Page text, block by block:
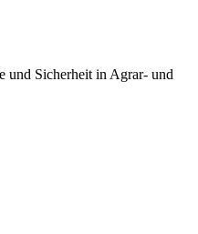
und Sicherheit in Agrar- und